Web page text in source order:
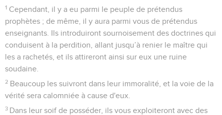
1 Cependant, il y a eu parmi le peuple de prétendus
prophètes ; de même, il y aura parmi vous de prétendus
enseignants. Ils introduiront sournoisement des doctrines qui
conduisent à la perdition, allant jusqu’à renier le maître qui
les a rachetés, et ils attireront ainsi sur eux une ruine
soudaine.
2 Beaucoup les suivront dans leur immoralité, et la voie de la
vérité sera calomniée à cause d'eux.
3 Dans leur soif de posséder, ils vous exploiteront avec des